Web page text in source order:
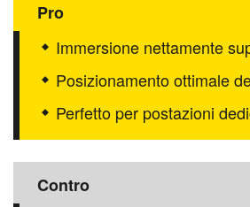
Pro
Immersione nettamente
Posizionamento ottimale
Perfetto per postazioni
Contro